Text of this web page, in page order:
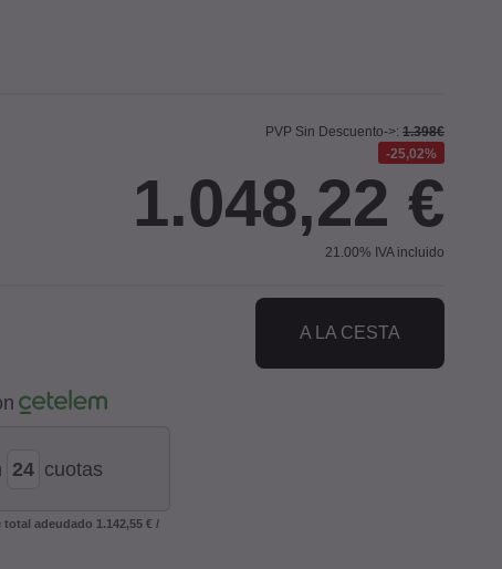
PVP Sin Descuento->: 1.398€
25,02%
1.048,22 €
21.00% IVA incluido
A LA CESTA
cuotas
total adeudado 1.142,55 € /